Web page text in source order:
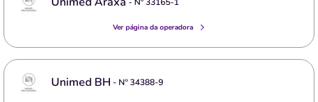
- Nº33165-1
Ver página da operadora
Unimed BH - Nº34388-9